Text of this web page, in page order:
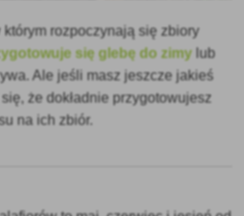
rozpoczynają się zbiory
się glebę do zimy lub
Ale jeśli masz jeszcze jakieś
że dokładnie przygotowujesz
na ich zbiór.